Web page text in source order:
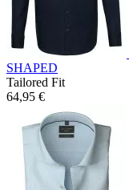
SHAPED
Tailored Fit
64,95 €